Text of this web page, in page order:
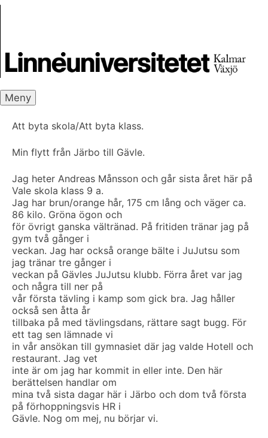
Meny
Att byta skola/Att byta klass.
Min flytt från Järbo till Gävle.
Jag heter Andreas Månsson och går sista året här på
Vale skola klass 9 a.
Jag har brun/orange hår, 175 cm lång och väger ca.
86 kilo. Gröna ögon och
för övrigt ganska vältränad. På fritiden tränar jag på
gym två gånger i
veckan. Jag har också orange bälte i JuJutsu som
jag tränar tre gånger i
veckan på Gävles JuJutsu klubb. Förra året var jag
och några till ner på
vår första tävling i kamp som gick bra. Jag håller
också sen åtta år
tillbaka på med tävlingsdans, rättare sagt bugg. För
ett tag sen lämnade vi
in vår ansökan till gymnasiet där jag valde Hotell och
restaurant. Jag vet
inte är om jag har kommit in eller inte. Den här
berättelsen handlar om
mina två sista dagar här i Järbo och dom två första
på förhoppningsvis HR i
Gävle. Nog om mej, nu börjar vi.